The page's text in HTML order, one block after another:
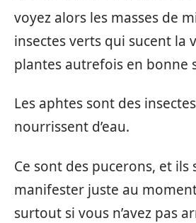
voyez alors les masses de
insectes verts qui sucent la
plantes autrefois en bonne
Les aphtes sont des
nourrissent d’eau.
Ce sont des pucerons, et ils
manifester juste au
surtout si vous n’avez pas